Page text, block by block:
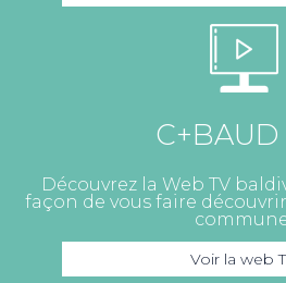
C+BAUD
Découvrez la Web TV
façon de vous faire
Voir la web